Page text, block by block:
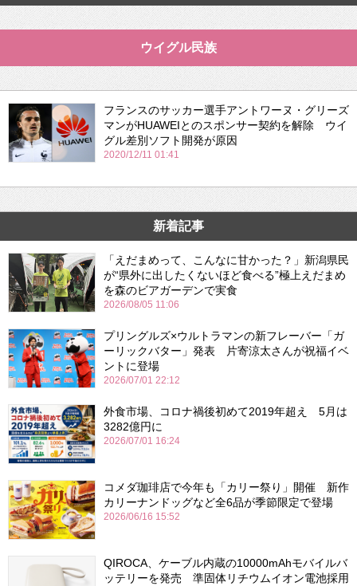
ウイグル民族
フランスのサッカー選手アントワーヌ・グリーズ
マンがHUAWEIとのスポンサー契約を解除 ウイ
グル差別ソフト開発が原因
2020/12/11 01:41
新着記事
「えだまめって、こんなに甘かった？」新潟県民
が“県外に出したくないほど食べる”極上えだまめ
を森のビアガーデンで実食
2026/08/05 11:06
プリングルズ×ウルトラマンの新フレーバー「ガ
ーリックバター」発表 片寄涼太さんが祝福イベ
ントに登場
2026/07/01 22:12
外食市場、コロナ禍後初めて2019年超え 5月は
3282億円に
2026/07/01 16:24
コメダ珈琲店で今年も「カリー祭り」開催 新作
カリーナンドッグなど全6品が季節限定で登場
2026/06/16 15:52
QIROCA、ケーブル内蔵の10000mAhモバイルバ
ッテリーを発売 準固体リチウムイオン電池採用